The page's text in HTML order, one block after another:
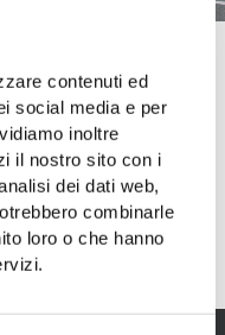
contenuti ed
social media e per
inoltre
il nostro sito con i
dei dati web,
combinarle
loro o che hanno
via Milano, il percorso
da piazza
i mezzi
procedendo
non effettueranno